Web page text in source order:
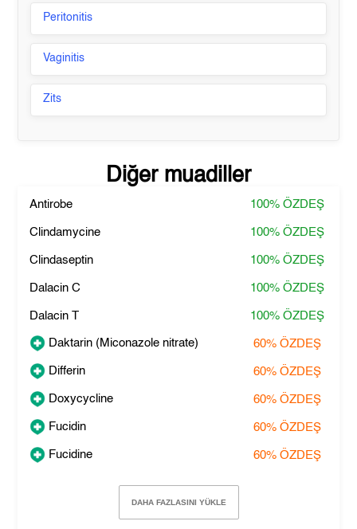
Peritonitis
Vaginitis
Zits
Diğer muadiller
Antirobe 100% ÖZDEŞ
Clindamycine 100% ÖZDEŞ
Clindaseptin 100% ÖZDEŞ
Dalacin C 100% ÖZDEŞ
Dalacin T 100% ÖZDEŞ
Daktarin (Miconazole nitrate) 60% ÖZDEŞ
Differin 60% ÖZDEŞ
Doxycycline 60% ÖZDEŞ
Fucidin 60% ÖZDEŞ
Fucidine 60% ÖZDEŞ
DAHA FAZLASINI YÜKLE